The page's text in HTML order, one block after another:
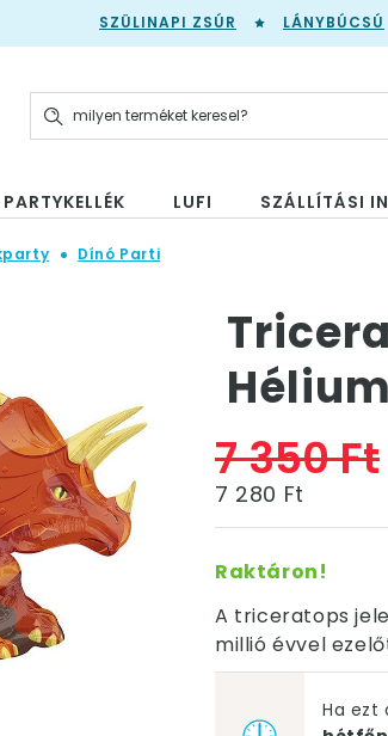
SZÜLINAPI ZSÚR LÁNYBÚCSÚ
LUFI SZÁLLÍTÁSI
Dínó Parti
7 350 Ft
7 280 Ft
Raktáron!
A triceratops
millió évvel
Ha ezt